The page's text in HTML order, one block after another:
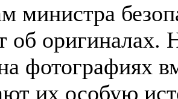
министра
об
фотографиях
их особую